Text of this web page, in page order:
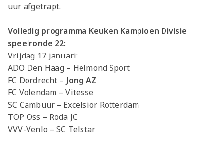
uur afgetrapt.
Volledig programma Keuken Kampioen Divisie
speelronde 22:
Vrijdag 17 januari:
ADO Den Haag – Helmond Sport
FC Dordrecht – Jong AZ
FC Volendam – Vitesse
SC Cambuur – Excelsior Rotterdam
TOP Oss – Roda JC
VVV-Venlo – SC Telstar